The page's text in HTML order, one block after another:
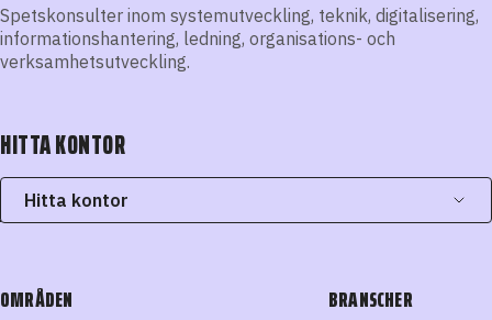
Spetskonsulter inom systemutveckling, teknik, digitalisering,
informationshantering, ledning, organisations- och
verksamhetsutveckling.
HITTA KONTOR
Hitta kontor
OMRÅDEN BRANSCHER